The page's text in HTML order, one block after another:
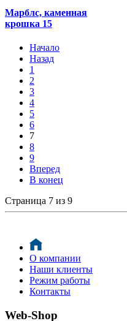
Марблс, каменная
крошка 15
Начало
Назад
1
2
3
4
5
6
7
8
9
Вперед
В конец
Страница 7 из 9
О компании
Наши клиенты
Режим работы
Контакты
Web-Shop